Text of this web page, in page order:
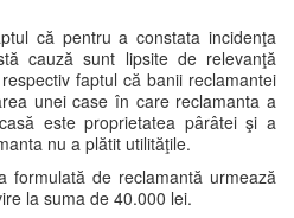
că pentru a constata incidenţa
cauză sunt lipsite de relevanţă
faptul că banii reclamantei
unei case în care reclamanta a
este proprietatea pârâtei şi a
nu a plătit utilităţile.
formulată de reclamantă urmează
la suma de 40.000 lei.